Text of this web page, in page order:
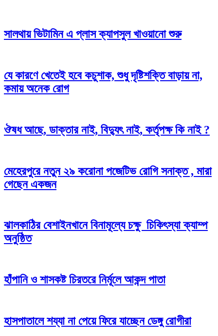
সালথায় ভিটামিন এ প্লাস ক্যাপসুল খাওয়ানো শুরু
যে কারণে খেতেই হবে কচুশাক, শুধু দৃষ্টিশক্তি বাড়ায় না,
কমায় অনেক রোগ
ঔষধ আছে, ডাক্তার নাই, বিদ্যুৎ নাই, কর্তৃপক্ষ কি নাই ?
মেহেরপুরে নতুন ২৯ করোনা পজেটিভ রোগি সনাক্ত , মারা
গেছেন একজন
ঝালকাঠির বেশাইনখানে বিনামূল্যে চক্ষু চিকিৎস্যা ক্যাম্প
অনুষ্ঠিত
হাঁপানি ও শাসকষ্ট চিরতরে নির্মূলে আকন্দ পাতা
হাসপাতালে শয্যা না পেয়ে ফিরে যাচ্ছেন ডেঙ্গু রোগীরা